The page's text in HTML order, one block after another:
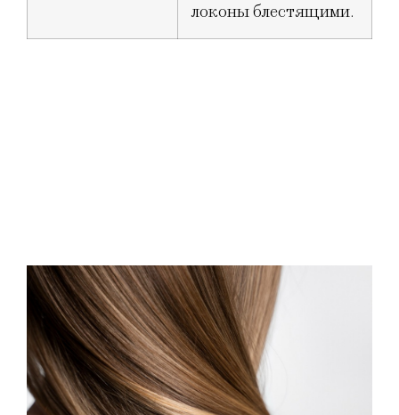
локоны блестящими.